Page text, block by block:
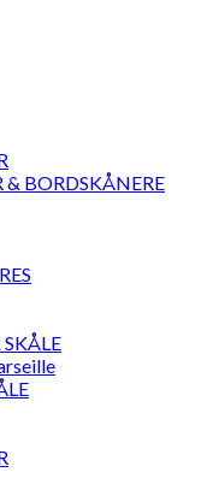
BORDSKÅNERE
SKÅLE